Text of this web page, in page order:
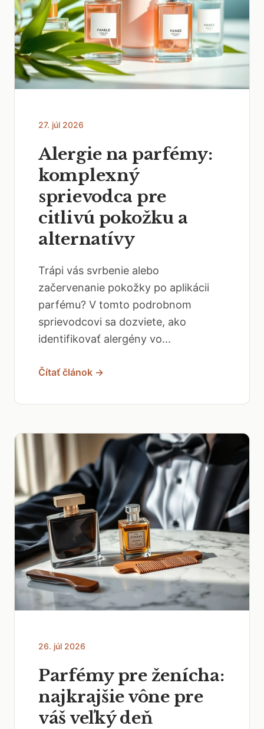
27. júl 2026
Alergie na parfémy:
komplexný
sprievodca pre
citlivú pokožku a
alternatívy
Trápi vás svrbenie alebo
začervenanie pokožky po aplikácii
parfému? V tomto podrobnom
sprievodcovi sa dozviete, ako
identifikovať alergény vo...
Čítať článok →
26. júl 2026
Parfémy pre ženícha:
najkrajšie vône pre
váš veľký deň